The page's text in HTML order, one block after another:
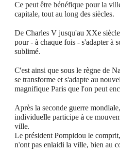
Ce peut être bénéfique pour la
capitale, tout au long des siècles.
De Charles V jusqu'au XXe
pour - à chaque fois - s'adapter à
sublimé.
C'est ainsi que sous le règne de
se transforme et s'adapte au
magnifique Paris que l'on peut
Après la seconde guerre
individuelle participe à ce
ville.
Le président Pompidou le
n'ont pas enlaidi la ville, bien au